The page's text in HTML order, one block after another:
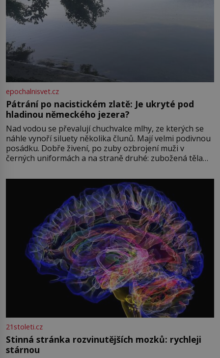
epochalnisvet.cz
Pátrání po nacistickém zlatě: Je ukryté pod
hladinou německého jezera?
Nad vodou se převalují chuchvalce mlhy, ze kterých se
náhle vynoří siluety několika člunů. Mají velmi podivnou
posádku. Dobře živení, po zuby ozbrojení muži v
černých uniformách a na straně druhé: zubožená těla
přízračná scéna znamená? Je jaro roku 1945, druhá
světová válka se chýlí ke konci. Jezero Stolpsee
21stoleti.cz
Stinná stránka rozvinutějších mozků: rychleji
stárnou